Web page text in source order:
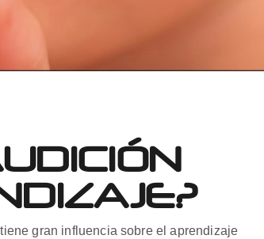
gran influencia sobre el aprendizaje